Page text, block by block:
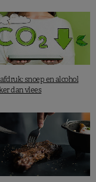
snoep en alcohol
dan vlees